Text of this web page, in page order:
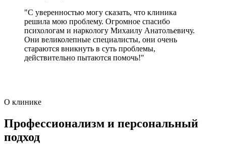
"С уверенностью могу сказать, что клиника
решила мою проблему. Огромное спасибо
психологам и наркологу Михаилу Анатольевичу.
Они великолепные специалисты, они очень
стараются вникнуть в суть проблемы,
действительно пытаются помочь!"
О клинике
Профессионализм и персональный
подход